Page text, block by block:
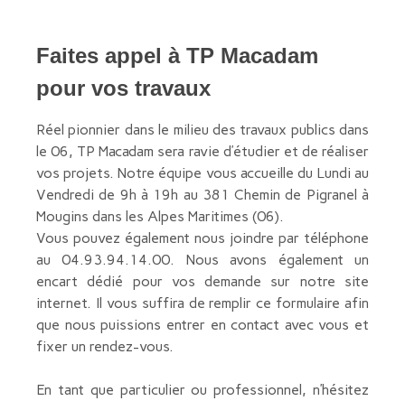
Faites appel à TP Macadam
pour vos travaux
Réel pionnier dans le milieu des travaux publics dans
le 06, TP Macadam sera ravie d’étudier et de réaliser
vos projets. Notre équipe vous accueille du Lundi au
Vendredi de 9h à 19h au 381 Chemin de Pigranel à
Mougins dans les Alpes Maritimes (06).
Vous pouvez également nous joindre par téléphone
au 04.93.94.14.00. Nous avons également un
encart dédié pour vos demande sur notre site
internet. Il vous suffira de remplir ce formulaire afin
que nous puissions entrer en contact avec vous et
fixer un rendez-vous.
En tant que particulier ou professionnel, n’hésitez